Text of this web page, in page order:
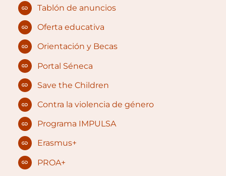
Tablón de anuncios
Oferta educativa
Orientación y Becas
Portal Séneca
Save the Children
Contra la violencia de género
Programa IMPULSA
Erasmus+
PROA+